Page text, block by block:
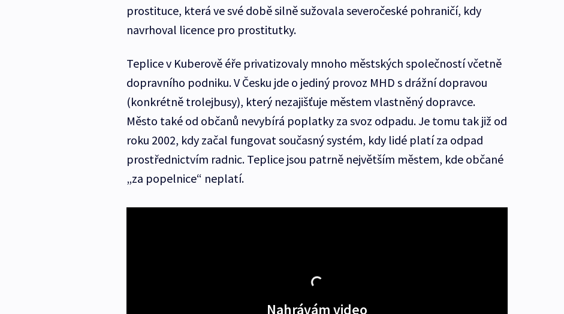
prostituce, která ve své době silně sužovala severočeské pohraničí, kdy
navrhoval licence pro prostitutky.
Teplice v Kuberově éře privatizovaly mnoho městských společností včetně
dopravního podniku. V Česku jde o jediný provoz MHD s drážní dopravou
(konkrétně trolejbusy), který nezajišťuje městem vlastněný dopravce.
Město také od občanů nevybírá poplatky za svoz odpadu. Je tomu tak již od
roku 2002, kdy začal fungovat současný systém, kdy lidé platí za odpad
prostřednictvím radnic. Teplice jsou patrně největším městem, kde občané
„za popelnice“ neplatí.
Nahrávám video